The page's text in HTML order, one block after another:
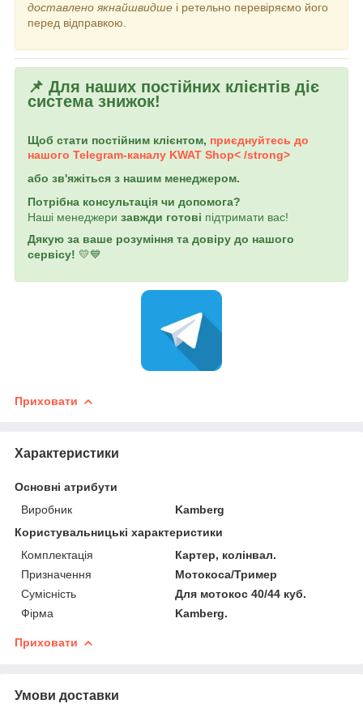
доставлено якнайшвидше і ретельно перевіряємо його
перед відправкою.
📌 Для наших постійних клієнтів діє
система знижок!
Щоб стати постійним клієнтом, приєднуйтесь до
нашого Telegram-каналу KWAT Shop< /strong>
або зв'яжіться з нашим менеджером.
Потрібна консультація чи допомога?
Наші менеджери завжди готові підтримати вас!
Дякую за ваше розуміння та довіру до нашого
сервісу! 💛💙
Приховати
Характеристики
Основні атрибути
Виробник
Kamberg
Користувальницькі характеристики
Комплектація
Картер, колінвал.
Призначення
Мотокоса/Тример
Сумісність
Для мотокос 40/44 куб.
Фірма
Kamberg.
Приховати
Умови доставки